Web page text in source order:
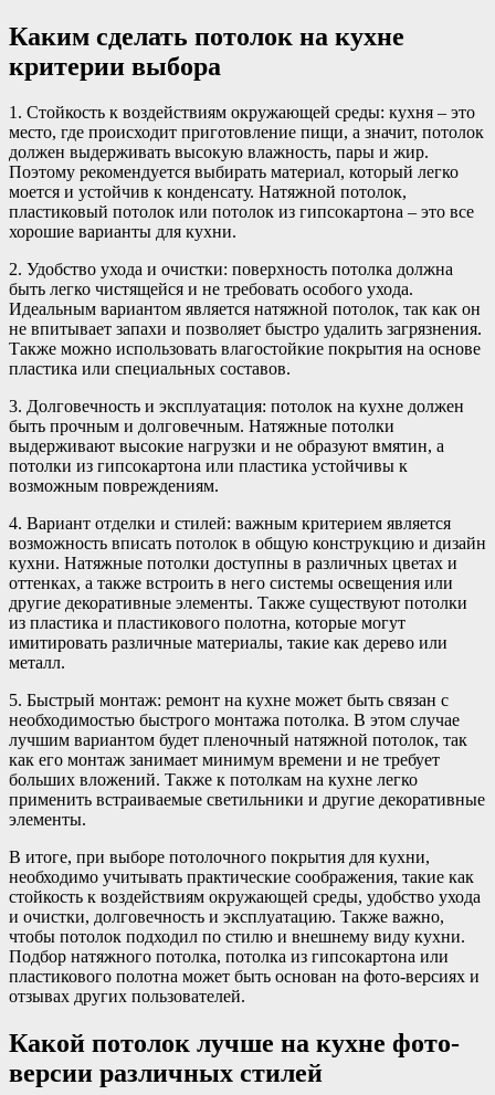
Каким сделать потолок на кухне
критерии выбора
1. Стойкость к воздействиям окружающей среды: кухня – это
место, где происходит приготовление пищи, а значит, потолок
должен выдерживать высокую влажность, пары и жир.
Поэтому рекомендуется выбирать материал, который легко
моется и устойчив к конденсату. Натяжной потолок,
пластиковый потолок или потолок из гипсокартона – это все
хорошие варианты для кухни.
2. Удобство ухода и очистки: поверхность потолка должна
быть легко чистящейся и не требовать особого ухода.
Идеальным вариантом является натяжной потолок, так как он
не впитывает запахи и позволяет быстро удалить загрязнения.
Также можно использовать влагостойкие покрытия на основе
пластика или специальных составов.
3. Долговечность и эксплуатация: потолок на кухне должен
быть прочным и долговечным. Натяжные потолки
выдерживают высокие нагрузки и не образуют вмятин, а
потолки из гипсокартона или пластика устойчивы к
возможным повреждениям.
4. Вариант отделки и стилей: важным критерием является
возможность вписать потолок в общую конструкцию и дизайн
кухни. Натяжные потолки доступны в различных цветах и
оттенках, а также встроить в него системы освещения или
другие декоративные элементы. Также существуют потолки
из пластика и пластикового полотна, которые могут
имитировать различные материалы, такие как дерево или
металл.
5. Быстрый монтаж: ремонт на кухне может быть связан с
необходимостью быстрого монтажа потолка. В этом случае
лучшим вариантом будет пленочный натяжной потолок, так
как его монтаж занимает минимум времени и не требует
больших вложений. Также к потолкам на кухне легко
применить встраиваемые светильники и другие декоративные
элементы.
В итоге, при выборе потолочного покрытия для кухни,
необходимо учитывать практические соображения, такие как
стойкость к воздействиям окружающей среды, удобство ухода
и очистки, долговечность и эксплуатацию. Также важно,
чтобы потолок подходил по стилю и внешнему виду кухни.
Подбор натяжного потолка, потолка из гипсокартона или
пластикового полотна может быть основан на фото-версиях и
отзывах других пользователей.
Какой потолок лучше на кухне фото-
версии различных стилей